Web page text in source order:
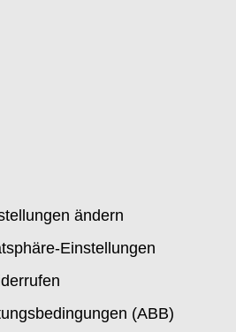
ändern
Einstellungen
(ABB)